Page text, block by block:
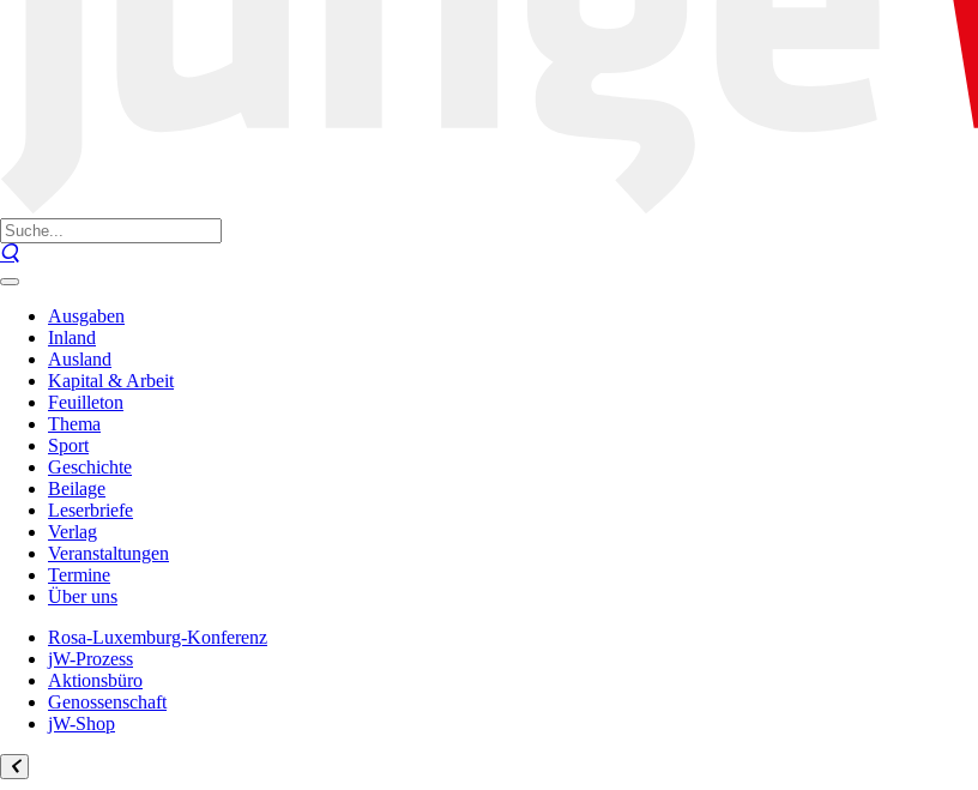
Ausgaben
Inland
Ausland
Kapital & Arbeit
Feuilleton
Thema
Sport
Geschichte
Beilage
Leserbriefe
Verlag
Veranstaltungen
Termine
Über uns
Rosa-Luxemburg-Konferenz
jW-Prozess
Aktionsbüro
Genossenschaft
jW-Shop